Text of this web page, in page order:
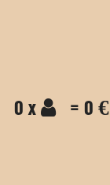
0 x = 0 €